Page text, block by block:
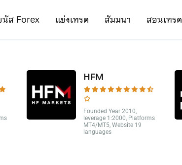
นัส Forex แข่งเทรด สัมมนา สอนเทรด
HFM
Founded Year 2010,
leverage 1:2000, Platforms
MT4/MT5, Website 19
languages